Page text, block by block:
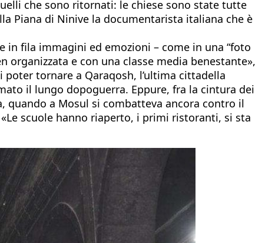
che sono ritornati: le chiese sono state tutte
Piana di Ninive la documentarista italiana che è
fila immagini ed emozioni – come in una “foto
organizzata e con una classe media benestante»,
tornare a Qaraqosh, l’ultima cittadella
il lungo dopoguerra. Eppure, fra la cintura dei
quando a Mosul si combatteva ancora contro il
scuole hanno riaperto, i primi ristoranti, si sta